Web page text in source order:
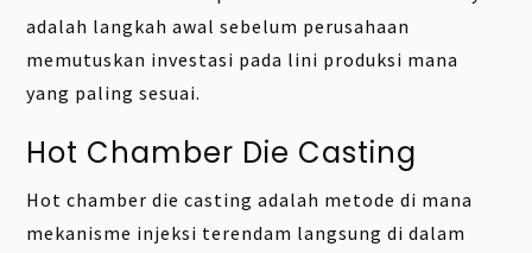
adalah langkah awal sebelum perusahaan
memutuskan investasi pada lini produksi mana
yang paling sesuai.
Hot Chamber Die Casting
Hot chamber die casting adalah metode di mana
mekanisme injeksi terendam langsung di dalam